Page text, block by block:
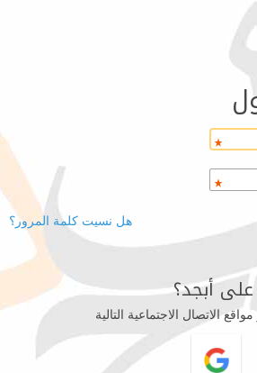
هل نسيت كلمة المرور؟
أبجد؟
الاتصال الاجتماعية التالية